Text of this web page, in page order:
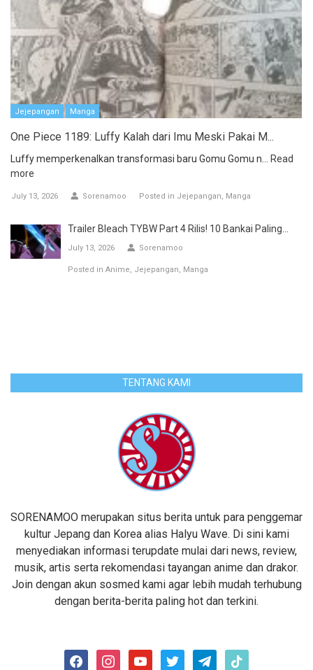
Jejepangan Manga
One Piece 1189: Luffy Kalah dari Imu Meski Pakai M...
Luffy memperkenalkan transformasi baru Gomu Gomu n... Read
more
July 13, 2026 Sorenamoo Posted in Jejepangan Manga
Trailer Bleach TYBW Part 4 Rilis! 10 Bankai Paling...
July 13, 2026 Sorenamoo
Posted in Anime Jejepangan Manga
TENTANG KAMI
SORENAMOO merupakan situs berita untuk para penggemar
kultur Jepang dan Korea alias Halyu Wave. Di sini kami
menyediakan informasi terupdate mulai dari news, review,
musik, artis serta rekomendasi tayangan anime dan drakor.
Join dengan akun sosmed kami agar lebih mudah terhubung
dengan berita-berita paling hot dan terkini.
facebookinstagramyoutubetwitter telegramtiktok